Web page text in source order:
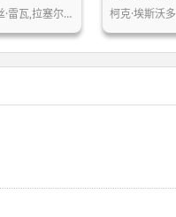
·雷瓦,拉塞尔… 柯克·埃斯沃